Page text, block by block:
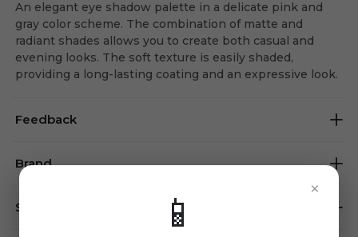
×
📱
An elegant eye shadow palette in a delicate pink and
gray color scheme. The combination of matte and
radiant shades allows you to create both casual and
evening looks. The soft texture is easily shaded,
providing a long-lasting coating and an expressive look.
Feedback
Brand
Store availability